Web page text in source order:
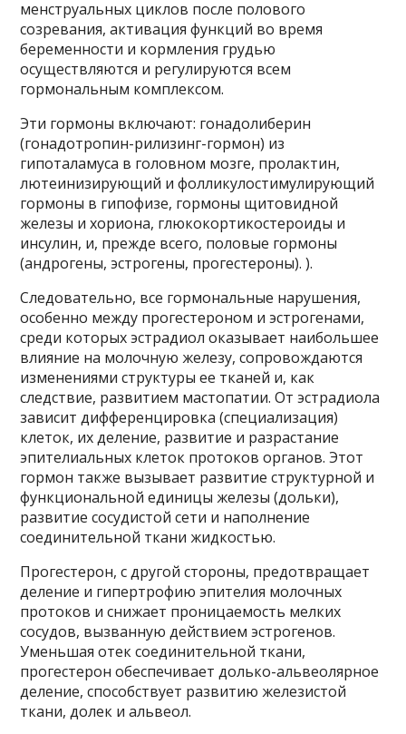
менструальных циклов после полового
созревания, активация функций во время
беременности и кормления грудью
осуществляются и регулируются всем
гормональным комплексом.
Эти гормоны включают: гонадолиберин
(гонадотропин-рилизинг-гормон) из
гипоталамуса в головном мозге, пролактин,
лютеинизирующий и фолликулостимулирующий
гормоны в гипофизе, гормоны щитовидной
железы и хориона, глюкокортикостероиды и
инсулин, и, прежде всего, половые гормоны
(андрогены, эстрогены, прогестероны). ).
Следовательно, все гормональные нарушения,
особенно между прогестероном и эстрогенами,
среди которых эстрадиол оказывает наибольшее
влияние на молочную железу, сопровождаются
изменениями структуры ее тканей и, как
следствие, развитием мастопатии. От эстрадиола
зависит дифференцировка (специализация)
клеток, их деление, развитие и разрастание
эпителиальных клеток протоков органов. Этот
гормон также вызывает развитие структурной и
функциональной единицы железы (дольки),
развитие сосудистой сети и наполнение
соединительной ткани жидкостью.
Прогестерон, с другой стороны, предотвращает
деление и гипертрофию эпителия молочных
протоков и снижает проницаемость мелких
сосудов, вызванную действием эстрогенов.
Уменьшая отек соединительной ткани,
прогестерон обеспечивает долько-альвеолярное
деление, способствует развитию железистой
ткани, долек и альвеол.